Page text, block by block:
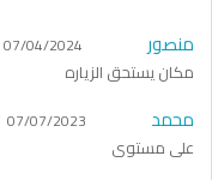
07/04/2024 منصور
مكان يستحق الزياره
07/07/2023 محمد
على مستوى